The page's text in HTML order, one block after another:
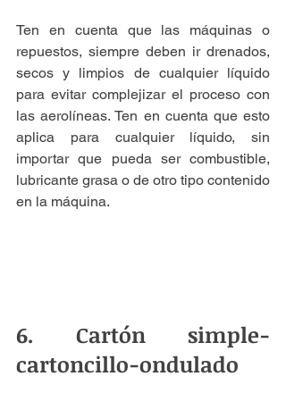
Ten en cuenta que las máquinas o
repuestos, siempre deben ir drenados,
secos y limpios de cualquier líquido
para evitar complejizar el proceso con
las aerolíneas. Ten en cuenta que esto
aplica para cualquier líquido, sin
importar que pueda ser combustible,
lubricante grasa o de otro tipo contenido
en la máquina.
6. Cartón simple-
cartoncillo-ondulado